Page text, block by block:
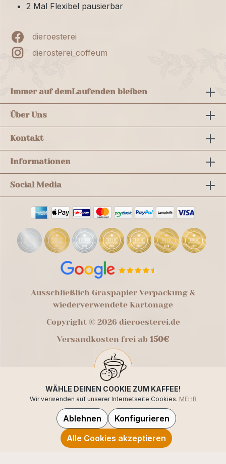
2 Mal Flexibel pausierbar
dieroesterei
dierosterei_coffeum
Immer auf demLaufenden bleiben
Über Uns
Kontakt
Informationen
Social Media
Ausschließlich Graspapier Verpackung &
wiederverwendete Kartonage
Copyright © 2026 dieroesterei.de
Versandkosten frei ab 150€
WÄHLE DEINEN COOKIE ZUM KAFFEE!
Wir verwenden auf unserer Internetseite Cookies. MEHR
Ablehnen
Konfigurieren
Alle Cookies akzeptieren